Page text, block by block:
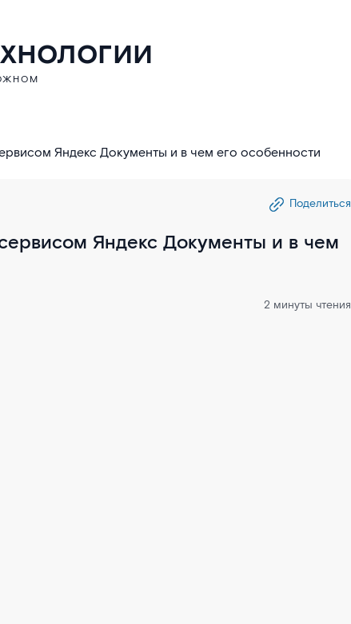
Яндекс Документы и в чем его особенности
Поделиться
Яндекс Документы и в чем
2 минуты чтения